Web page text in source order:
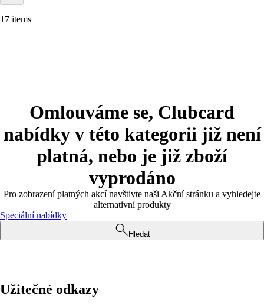
17 items
Omlouváme se, Clubcard
nabídky v této kategorii již není
platná, nebo je již zboží
vyprodáno
Pro zobrazení platných akcí navštivte naši Akční stránku a vyhledejte
alternativní produkty
Speciální nabídky
Hledat
Užitečné odkazy